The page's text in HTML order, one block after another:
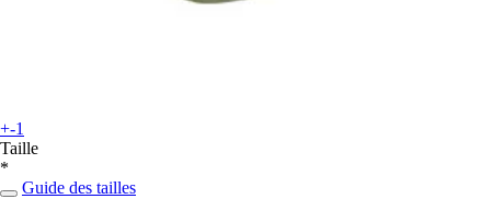
+-1
Taille
*
Guide des tailles